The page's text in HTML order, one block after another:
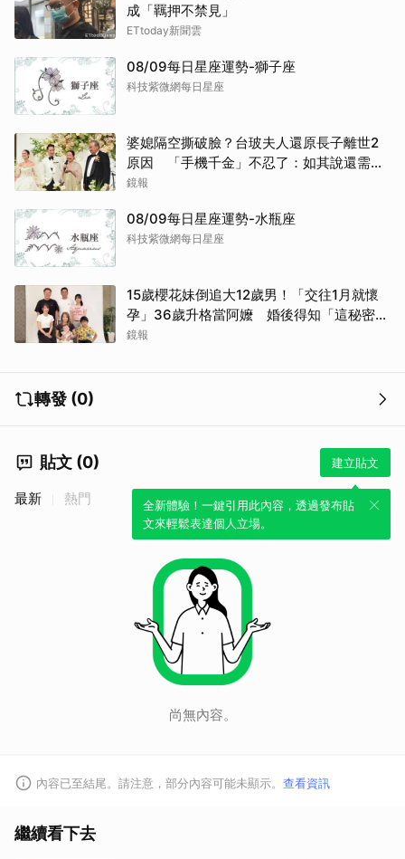
成「羈押不禁見」
ETtoday新聞雲
08/09每日星座運勢-獅子座
科技紫微網每日星座
婆媳隔空撕破臉？台玻夫人還原長子離世2
原因 「手機千金」不忍了：如其說還需要
離開嗎？
鏡報
08/09每日星座運勢-水瓶座
科技紫微網每日星座
15歲櫻花妹倒追大12歲男！「交往1月就懷
孕」36歲升格當阿嬤 婚後得知「這秘密」
傻眼了
鏡報
轉發 (0)
貼文 (0) 建立貼文
全新體驗！一鍵引用此內容，透過發布貼
文來輕鬆表達個人立場。
最新 熱門
尚無內容。
內容已至結尾。請注意，部分內容可能未顯示。 查看資訊
繼續看下去
取消